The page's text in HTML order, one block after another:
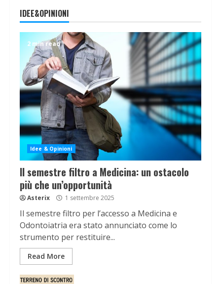
IDEE&OPINIONI
2 min read
Idee & Opinioni
Il semestre filtro a Medicina: un ostacolo
più che un’opportunità
Asterix 1 settembre 2025
Il semestre filtro per l’accesso a Medicina e
Odontoiatria era stato annunciato come lo
strumento per restituire...
Read More